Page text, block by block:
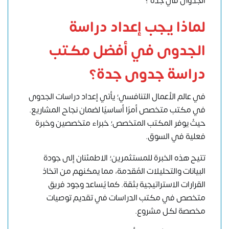
لماذا يجب إعداد دراسة
الجدوى في أفضل مكتب
دراسة جدوى جدة؟
في عالم الأعمال التنافسي؛ يأتي إعداد دراسات الجدوى
في مكتب متخصص أمرًا أساسيًا لضمان نجاح المشاريع.
حيثُ يوفر المكتب المتخصص؛ خبراء متخصصين وخبرة
فعلية في السوق.
تتيح هذه الخبرة للمستثمرين؛ الاطمئنان إلى جودة
البيانات والتحليلات المُقدمة، مما يمكنهم من اتخاذ
القرارات الاستراتيجية بثقة. كما يُساعد وجود فريق
متخصص في مكتب الدراسات في تقديم توصيات
مخصصة لكل مشروع.